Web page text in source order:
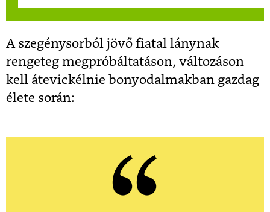
A szegénysorból jövő fiatal lánynak
rengeteg megpróbáltatáson, változáson
kell átevickélnie bonyodalmakban gazdag
élete során: